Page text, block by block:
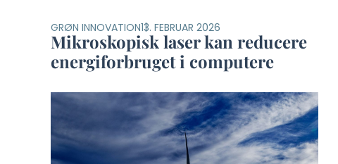
GRØN INNOVATION13. FEBRUAR 2026
Mikroskopisk laser kan reducere
energiforbruget i computere